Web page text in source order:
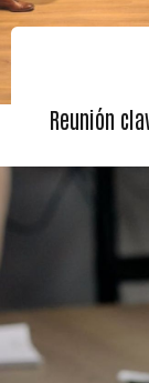
Reunión